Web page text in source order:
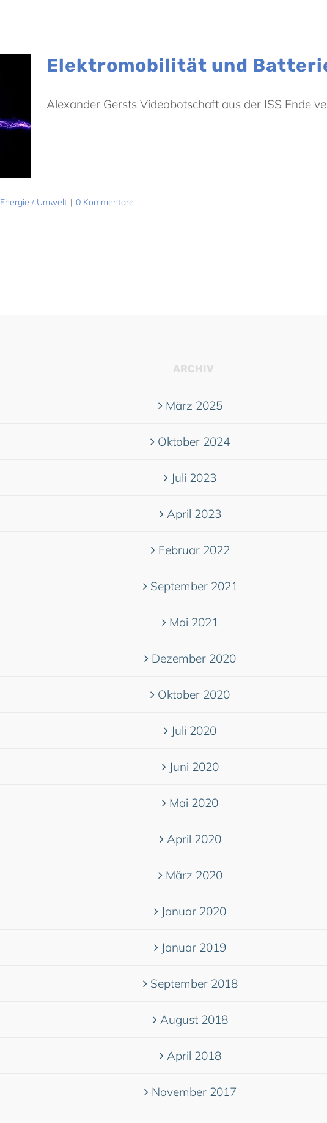
Elektromobilität und
Alexander Gersts Videobotschaft aus der ISS Ende
Energie / Umwelt | 0 Kommentare
ARCHIV
März 2025
Oktober 2024
Juli 2023
April 2023
Februar 2022
September 2021
Mai 2021
Dezember 2020
Oktober 2020
Juli 2020
Juni 2020
Mai 2020
April 2020
März 2020
Januar 2020
Januar 2019
September 2018
August 2018
April 2018
November 2017